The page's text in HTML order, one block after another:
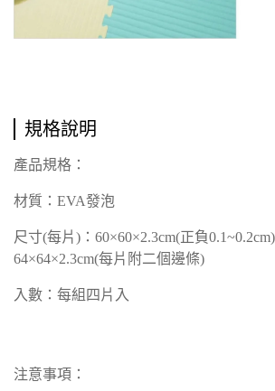
規格說明
產品規格：
材質：EVA發泡
尺寸(每片)：60×60×2.3cm(正負0.1~0.2cm)
64×64×2.3cm(每片附二個邊條)
入數：每組四片入
注意事項：